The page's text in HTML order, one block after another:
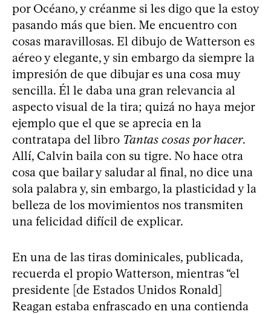
por Océano, y créanme si les digo que la estoy
pasando más que bien. Me encuentro con
cosas maravillosas. El dibujo de Watterson es
aéreo y elegante, y sin embargo da siempre la
impresión de que dibujar es una cosa muy
sencilla. Él le daba una gran relevancia al
aspecto visual de la tira; quizá no haya mejor
ejemplo que el que se aprecia en la
contratapa del libro Tantas cosas por hacer.
Allí, Calvin baila con su tigre. No hace otra
cosa que bailar y saludar al final, no dice una
sola palabra y, sin embargo, la plasticidad y la
belleza de los movimientos nos transmiten
una felicidad difícil de explicar.
En una de las tiras dominicales, publicada,
recuerda el propio Watterson, mientras “el
presidente [de Estados Unidos Ronald]
Reagan estaba enfrascado en una contienda